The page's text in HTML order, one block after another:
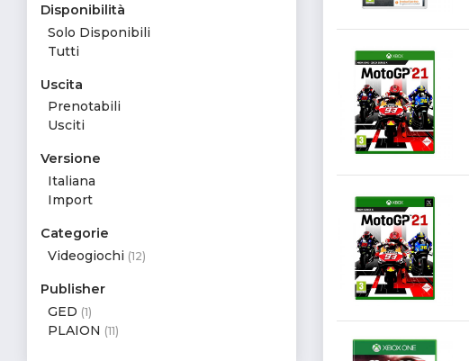
Disponibilità
Solo Disponibili
Tutti
Uscita
Prenotabili
Usciti
Versione
Italiana
Import
Categorie
Videogiochi (12)
Publisher
GED (1)
PLAION (11)